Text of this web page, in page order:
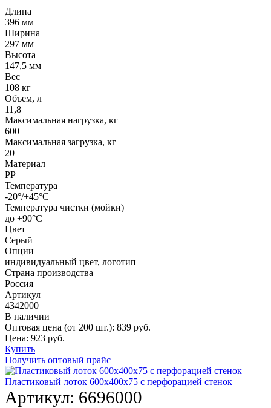
Длина
396 мм
Ширина
297 мм
Высота
147,5 мм
Вес
108 кг
Объем, л
11,8
Максимальная нагрузка, кг
600
Максимальная загрузка, кг
20
Материал
PP
Температура
-20°/+45°С
Температура чистки (мойки)
до +90°C
Цвет
Серый
Опции
индивидуальный цвет, логотип
Страна производства
Россия
Артикул
4342000
В наличии
Оптовая цена (от 200 шт.): 839 руб.
Цена: 923 руб.
Купить
Получить оптовый прайс
Пластиковый лоток 600х400х75 с перфорацией стенок
Артикул: 6696000